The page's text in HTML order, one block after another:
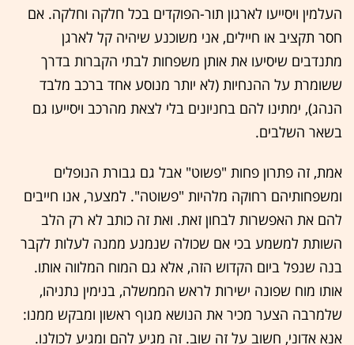
העלמין ויסייעו לארגון תור-הפוקדים בכל חלקה וחלקה. אם
חסר תקציב או חיילים, אני משוכנע שיהיה קל לארגן
מתנדבים שיסיעו את אותן משפחות לבתי הקברות בדרך
ששומרת על ההנחיות (לא יותר מנוסע אחד ברכב מלבד
הנהג), ימתינו להם בחניונים בלי לצאת מהרכב ויסייעו גם
בשאר השלבים.
אמת, זה פתרון פחות "פשוט" אבל גם גבורת הנופלים
ומשפחותיהם רחוקה מלהיות "פשוטה". למצער, אנו חייבים
להם את האפשרות לבחון זאת. ואת זה כותב לא רק הלב
השותת למשמע בכי אם שכולה שנמנע ממנה לעלות לקבר
בנה שנפל ביום הקדוש הזה, אלא גם המוח המלווה אותו.
אותו מוח שפונה ישירות לראש הממשלה, בנימין נתניהו,
שלמרבה הצער מכיר את הנושא מגוף ראשון ומבקש ממנו:
אנא אדוני, חשוב על זה שוב. זה מגיע להם ומגיע לכולנו.